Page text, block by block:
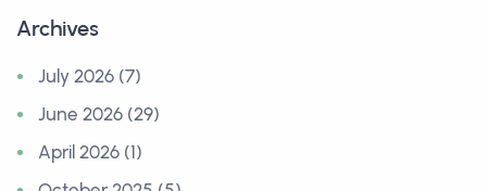
Archives
July 2026 (7)
June 2026 (29)
April 2026 (1)